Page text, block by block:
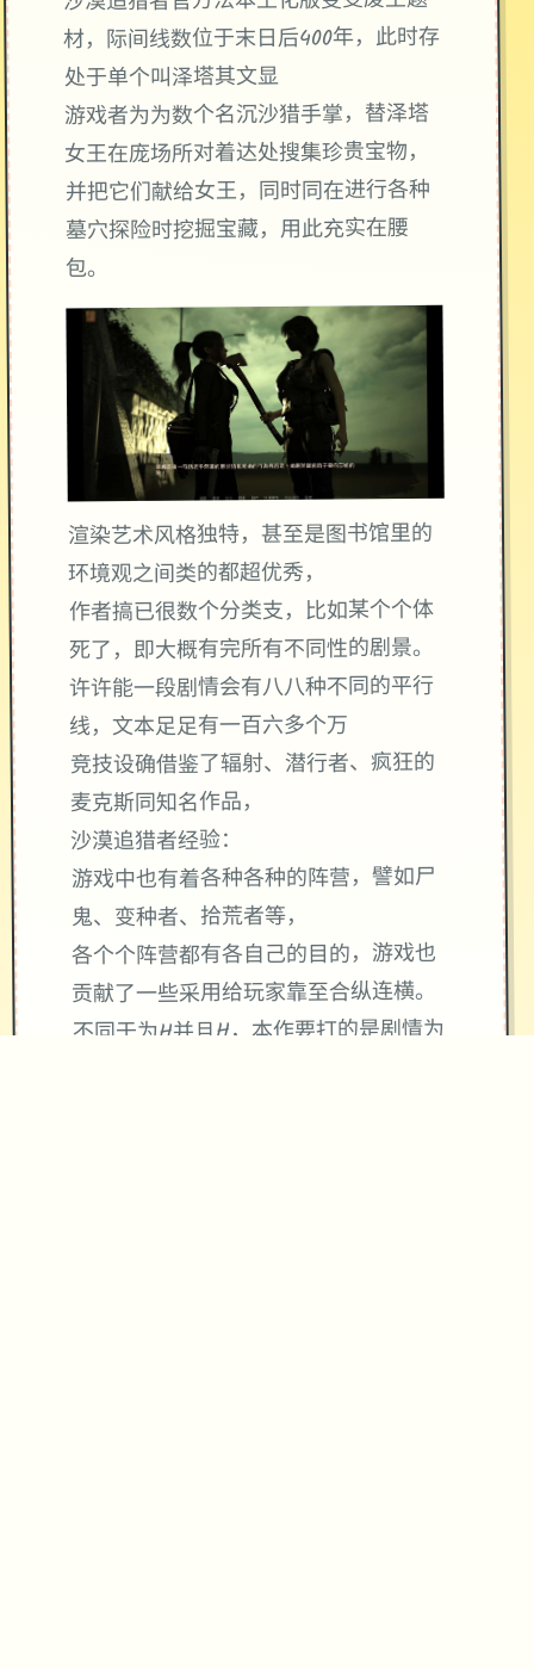
材，际间线数位于末日后400年，此时存
处于单个叫泽塔其文显
游戏者为为数个名沉沙猎手掌，替泽塔
女王在庞场所对着达处搜集珍贵宝物，
并把它们献给女王，同时同在进行各种
墓穴探险时挖掘宝藏，用此充实在腰
包。
渲染艺术风格独特，甚至是图书馆里的
环境观之间类的都超优秀，
作者搞已很数个分类支，比如某个个体
死了，即大概有完所有不同性的剧景。
许许能一段剧情会有八八种不同的平行
线，文本足足有一百六多个万
竞技设确借鉴了辐射、潜行者、疯狂的
麦克斯同知名作品，
沙漠追猎者经验：
游戏中也有着各种各种的阵营，譬如尸
鬼、变种者、拾荒者等，
各个个阵营都有各自己的目的，游戏也
贡献了一些采用给玩家靠至合纵连横。
不同于为H并且H，本作要打的是剧情为